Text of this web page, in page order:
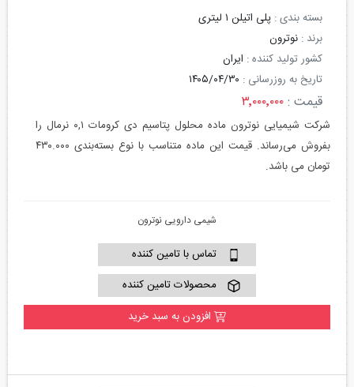
بسته بندی : پلی اتیلن ۱ لیتری
برند : نوترون
کشور تولید کننده : ایران
تاریخ به روزرسانی : ۱۴۰۵/۰۴/۳۰
قیمت :۳٬۰۰۰٬۰۰۰
شرکت شیمیایی نوترون ماده محلول پتاسیم دی کرومات ۰,۱ نرمال را
بفروش می‌رساند. قیمت این ماده متناسب با نوع بسته‌بندی ۴۳۰.۰۰۰
تومان می باشد.
شیمی دارویی نوترون
تماس با تامین کننده
محصولات تامین کننده
افزودن به سبد خرید